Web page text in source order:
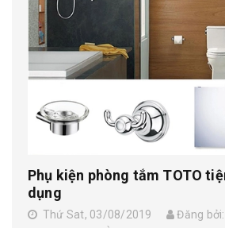
Phụ kiện phòng tắm TOTO
dụng
Thứ Sat, 03/08/2019
Đăng bởi: